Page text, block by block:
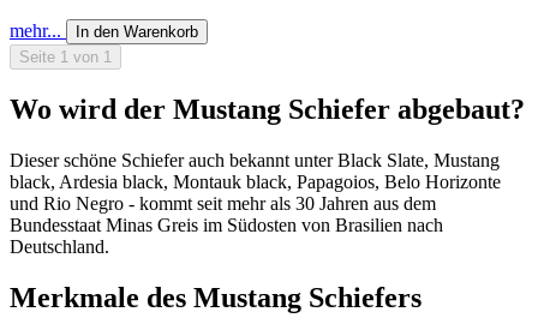
mehr...
In den Warenkorb
Seite 1 von 1
Wo wird der Mustang Schiefer abgebaut?
Dieser schöne Schiefer auch bekannt unter Black Slate, Mustang
black, Ardesia black, Montauk black, Papagoios, Belo Horizonte
und Rio Negro - kommt seit mehr als 30 Jahren aus dem
Bundesstaat Minas Greis im Südosten von Brasilien nach
Deutschland.
Merkmale des Mustang Schiefers